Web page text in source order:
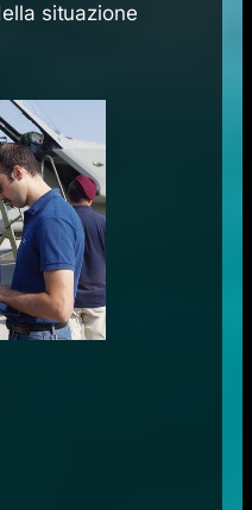
situazione